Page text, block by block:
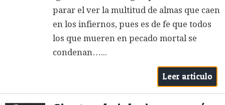
parar el ver la multitud de almas que caen
en los infiernos, pues es de fe que todos
los que mueren en pecado mortal se
condenan…...
Leer artículo